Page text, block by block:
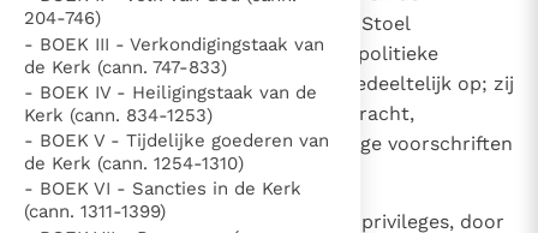
Gods Koninkrijk groeit stilletjes door liefde, niet door
dwang
De mystiek. De mystieke verschijnselen en de
heiligheid
Berichten
Het Vaticaan publiceert een nieuwe Latijnse uitgave
van het Romeins martyrologium
Vaticaanse financiële waakhond verliest autonomie
Paus spreekt het Wereldvoedselprogramma toe
204-746)
- BOEK III - Verkondigingstaak van
de Kerk (cann. 747-833)
- BOEK IV - Heiligingstaak van de
Kerk (cann. 834-1253)
- BOEK V - Tijdelijke goederen van
de Kerk (cann. 1254-1310)
- BOEK VI - Sancties in de Kerk
(cann. 1311-1399)
verdragen, door de Apostolische Stoel
aangegaan met naties of andere politieke
gemeenschappen, geheel noch gedeeltelijk op; zij
blijven derhalve evenals nu van kracht,
niettegenstaande daarmee strijdige voorschriften
van dit Wetboek.
4
Verworven rechten, en eveneens privileges, door